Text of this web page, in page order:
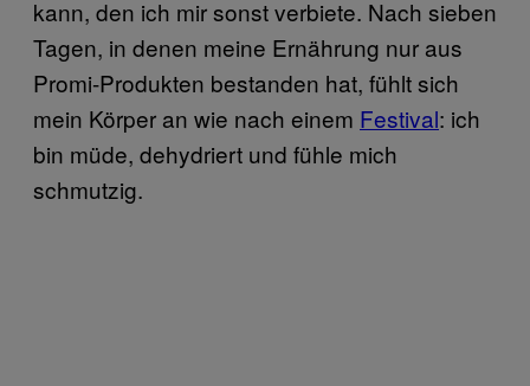
kann, den ich mir sonst verbiete. Nach sieben
Tagen, in denen meine Ernährung nur aus
Promi-Produkten bestanden hat, fühlt sich
mein Körper an wie nach einem Festival: ich
bin müde, dehydriert und fühle mich
schmutzig.